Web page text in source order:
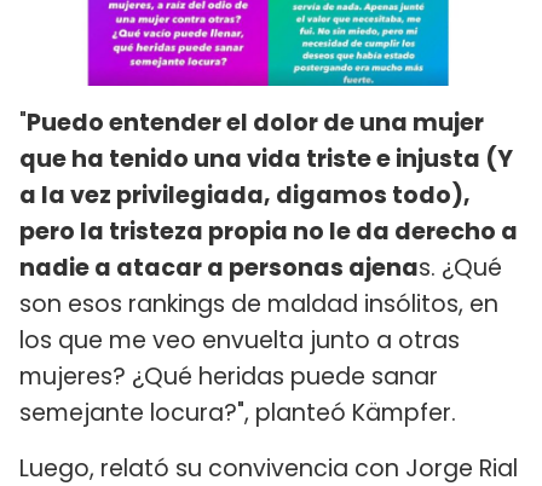
"Puedo entender el dolor de una mujer
que ha tenido una vida triste e injusta (Y
a la vez privilegiada, digamos todo),
pero la tristeza propia no le da derecho a
nadie a atacar a personas ajenas. ¿Qué
son esos rankings de maldad insólitos, en
los que me veo envuelta junto a otras
mujeres? ¿Qué heridas puede sanar
semejante locura?", planteó Kämpfer.
Luego, relató su convivencia con Jorge Rial